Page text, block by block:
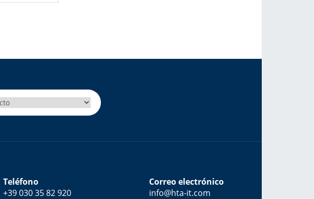
Teléfono
+39 030 35 82 920
Correo electrónico
info@hta-it.com